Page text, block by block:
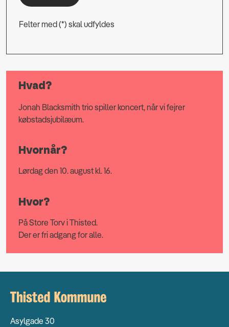
Felter med (*) skal udfyldes
Hvad?
Jonah Blacksmith trio spiller koncert, når vi fejrer
købstadsjubilæum.
Hvornår?
Lørdag den 10. august kl. 16.
Hvor?
På Store Torv i Thisted.
Der er fri adgang for alle.
Asylgade 30